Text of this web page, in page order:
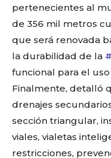
Twitter
pertenecientes al
de 356 mil metros
que será renovada
la durabilidad de la
funcional para el
Finalmente, detalló
drenajes
sección triangular,
viales, vialetas
restricciones,